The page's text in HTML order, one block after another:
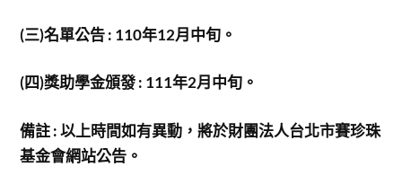
(三)名單公告 : 110年12月中旬。
(四)獎助學金頒發 : 111年2月中旬。
備註 : 以上時間如有異動，將於財團法人台北市賽珍珠
基金會網站公告。